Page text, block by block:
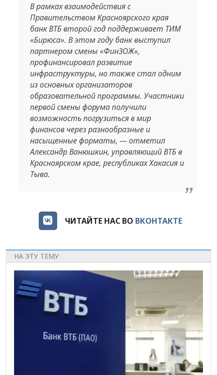
В рамках взаимодействия с
Правительством Красноярского края
банк ВТБ второй год поддерживает ТИМ
«Бирюса». В этом году банк выступил
партнером смены «ФинЗОЖ»,
профинансировал развитие
инфраструктуры, но также стал одним
из основных организаторов
образовательной программы. Участники
первой смены форума получили
возможность погрузиться в мир
финансов через разнообразные и
насыщенные форматы, — отметил
Александр Ванюшкин, управляющий ВТБ в
Красноярском крае, республиках Хакасия и
Тыва.
ЧИТАЙТЕ НАС ВО ВКОНТАКТЕ
НА ЭТУ ТЕМУ